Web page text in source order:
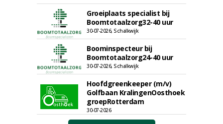
Groeiplaats specialist bij
Boomtotaalzorg32-40 uur
30-07-2026, Schalkwijk
Boominspecteur bij
Boomtotaalzorg24-40 uur
30-07-2026, Schalkwijk
Hoofdgreenkeeper (m/v)
Golfbaan KralingenOosthoek
groepRotterdam
30-07-2026